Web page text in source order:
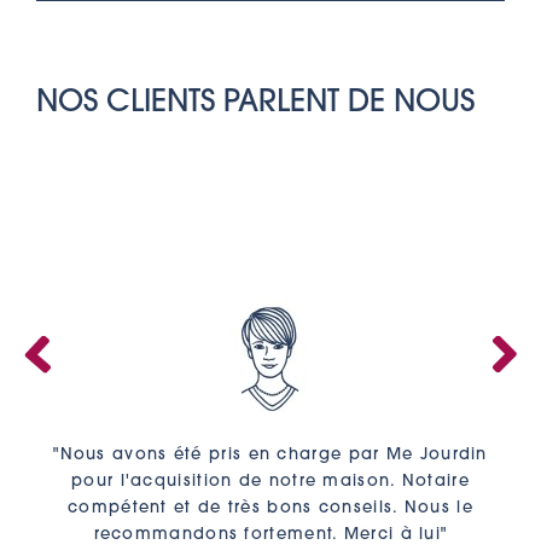
NOS CLIENTS PARLENT DE NOUS
"Nous avons été pris en charge par Me Jourdin
pour l'acquisition de notre maison. Notaire
compétent et de très bons conseils. Nous le
recommandons fortement. Merci à lui"